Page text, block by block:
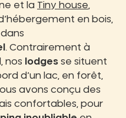
et la Tiny house
en bois,
. Contrairement à
nos lodges se situent
d’un lac, en forêt,
avons conçu des
confortables, pour